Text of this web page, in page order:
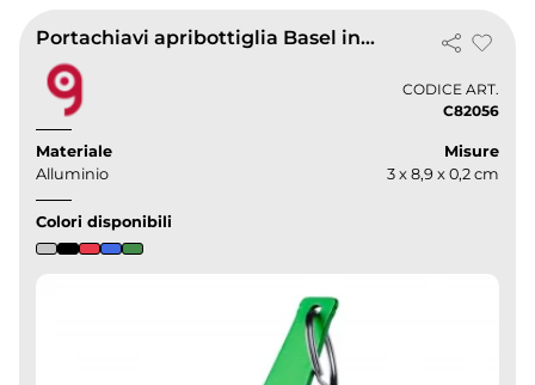
Portachiavi apribottiglia Basel in alluminio, vari colori 14g
CODICE ART.
C82056
Materiale
Alluminio
Misure
3 x 8,9 x 0,2 cm
Colori disponibili